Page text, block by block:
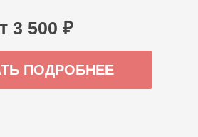
3 500 ₽
ПОДРОБНЕЕ